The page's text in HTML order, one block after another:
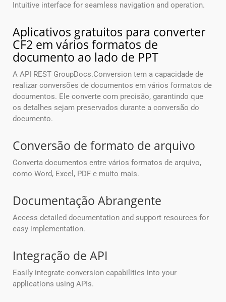
Intuitive interface for seamless navigation and operation.
Aplicativos gratuitos para converter
CF2 em vários formatos de
documento ao lado de PPT
A API REST GroupDocs.Conversion tem a capacidade de
realizar conversões de documentos em vários formatos de
documentos. Ele converte com precisão, garantindo que
os detalhes sejam preservados durante a conversão do
documento.
Conversão de formato de arquivo
Converta documentos entre vários formatos de arquivo,
como Word, Excel, PDF e muito mais.
Documentação Abrangente
Access detailed documentation and support resources for
easy implementation.
Integração de API
Easily integrate conversion capabilities into your
applications using APIs.